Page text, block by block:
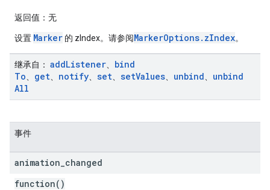
返回值 ：无
设置 Marker 的 zIndex。请参阅MarkerOptions.zIndex。
继承自 ： addListener
bind
To
get notify set setValues unbind
unbind
All
事件
animation changed
function()